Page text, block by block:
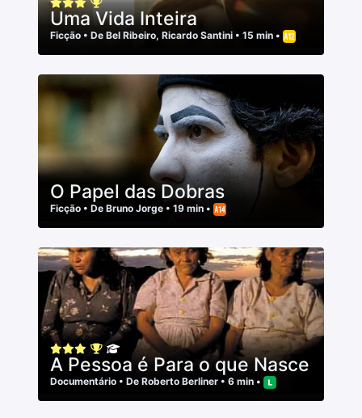
Uma Vida Inteira
Ficção • De Bel Ribeiro, Ricardo Santini • 15 min •
O Papel das Dobras
Ficção • De Bruno Jorge • 19 min •
A Pessoa é Para o que Nasce
Documentário • De Roberto Berliner • 6 min •